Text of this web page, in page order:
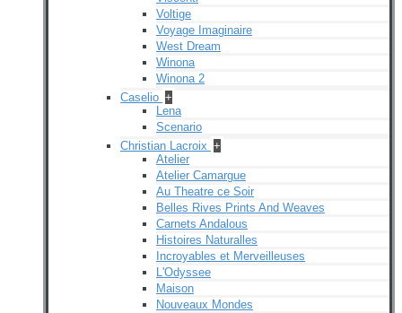
Voltige
Voyage Imaginaire
West Dream
Winona
Winona 2
Caselio +
Lena
Scenario
Christian Lacroix +
Atelier
Atelier Camargue
Au Theatre ce Soir
Belles Rives Prints And Weaves
Carnets Andalous
Histoires Naturalles
Incroyables et Merveilleuses
L'Odyssee
Maison
Nouveaux Mondes